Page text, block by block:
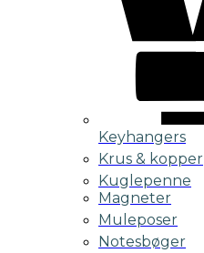
Keyhangers
Krus & kopper
Kuglepenne
Magneter
Muleposer
Notesbøger